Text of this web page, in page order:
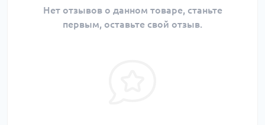
Нет отзывов о данном товаре, станьте
первым, оставьте свой отзыв.